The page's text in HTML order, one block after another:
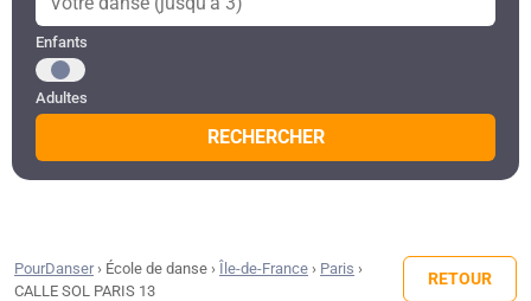
Public recherché
Enfants
Adultes
RECHERCHER
PourDanser› École de danse › Île-de-France › Paris ›
CALLE SOL PARIS 13
RETOUR